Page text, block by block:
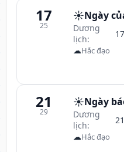
17
25
☀️Ngày
Dương
lịch:
☁Hắc đạo
21
29
☀️Ngày
Dương
lịch:
☁Hắc đạo